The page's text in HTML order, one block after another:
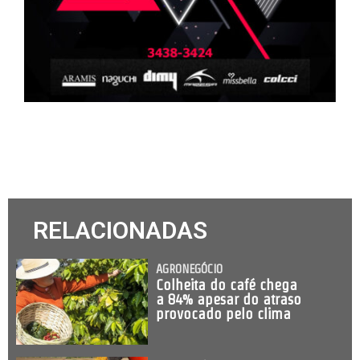
RELACIONADAS
AGRONEGÓCIO
Colheita do café chega
a 84% apesar do atraso
provocado pelo clima